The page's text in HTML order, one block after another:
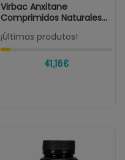
Virbac Anxitane
Comprimidos Naturales
Para Combatir...
¡Últimas produtos!
41,16 €